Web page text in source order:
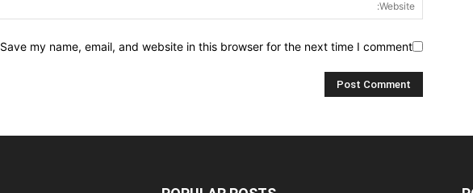
Save my name, email, and website in this browser for the next time I comment.